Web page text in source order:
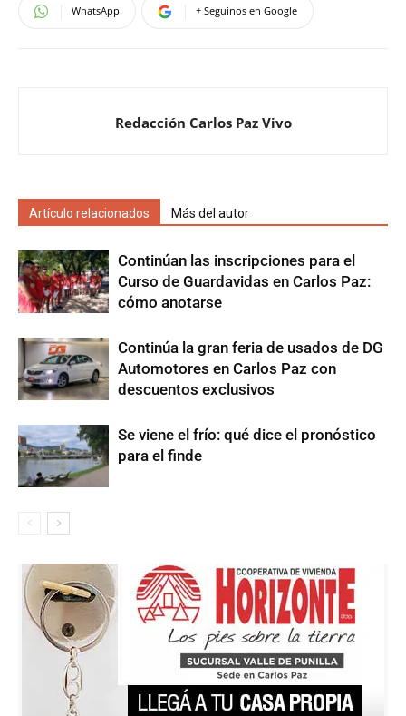
WhatsApp + Seguinos en Google
Redacción Carlos Paz Vivo
Artículo relacionados Más del autor
Continúan las inscripciones para el
Curso de Guardavidas en Carlos Paz:
cómo anotarse
Continúa la gran feria de usados de DG
Automotores en Carlos Paz con
descuentos exclusivos
Se viene el frío: qué dice el pronóstico
para el finde